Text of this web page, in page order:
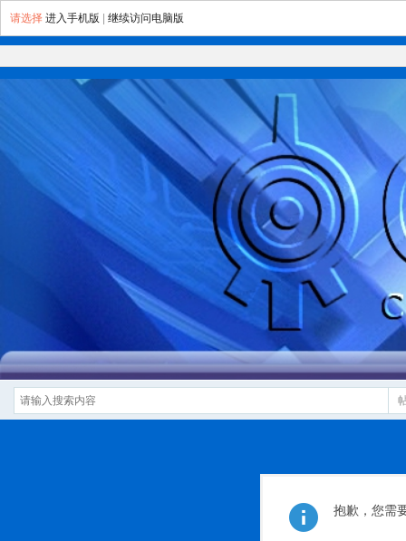
请选择 进入手机版 继续访问电脑版
抱歉，您需